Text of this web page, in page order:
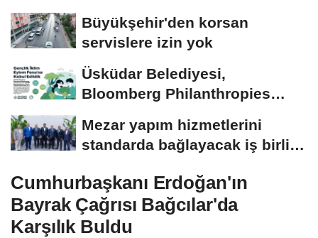
Büyükşehir'den korsan
servislere izin yok
Üsküdar Belediyesi,
Bloomberg Philanthropies
Mezar yapım hizmetlerini
standarda bağlayacak iş birliği
Cumhurbaşkanı Erdoğan'ın
Bayrak Çağrısı Bağcılar'da
Karşılık Buldu